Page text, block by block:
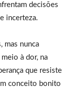
decisões
incerteza.
mas nunca
à dor, na
que resiste
conceito bonito